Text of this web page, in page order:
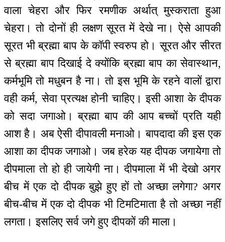
वाला चेहरा और फिर रमणीक अर्थात् मुस्कराता हुआ
चेहरा। तो दोनों ही लक्षण सूरत में देखे ना। ऐसे आपकी
सूरत भी ब्रह्मा बाप के कॉपी स्वरुप हो। सूरत और सीरत
से ब्रह्मा बाप दिखाई दे क्योंकि ब्रह्मा बाप का सेवास्थान,
कर्मभूमि तो मधुबन है ना। तो इस भूमि के रहने वालों द्वारा
वही कर्म, सेवा प्रत्यक्ष होनी चाहिए। इसी आशा के दीपक
को सदा जगाओ। ब्रह्मा बाप की आप बच्चों प्रति यही
आश है। अब ऐसी दीपावली मनाओ। बापदादा की इस एक
आशा का दीपक जगाओ। जब हरेक यह दीपक जगायेगा तो
दीपमाला तो हो ही जायेगी ना। दीपमाला में भी देखो अगर
बीच में एक दो दीपक बुझे हुए हों तो अच्छा लगेगा? अगर
बीच-बीच में एक दो दीपक भी टिमटिमाता है तो अच्छा नहीं
लगता। इसलिए सर्व जगे हुए दीपकों की माला।